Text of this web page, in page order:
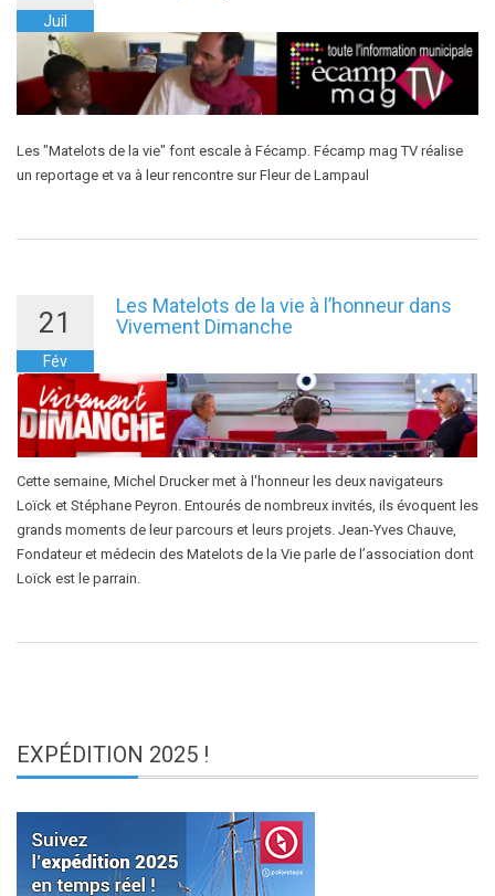
Juil
Les "Matelots de la vie" font escale à Fécamp. Fécamp mag TV réalise
un reportage et va à leur rencontre sur Fleur de Lampaul
21
Fév
Les Matelots de la vie à l’honneur dans
Vivement Dimanche
Cette semaine, Michel Drucker met à l'honneur les deux navigateurs
Loïck et Stéphane Peyron. Entourés de nombreux invités, ils évoquent les
grands moments de leur parcours et leurs projets. Jean-Yves Chauve,
Fondateur et médecin des Matelots de la Vie parle de l’association dont
Loïck est le parrain.
EXPÉDITION 2025 !